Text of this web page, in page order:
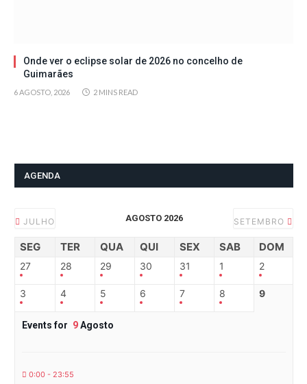
Onde ver o eclipse solar de 2026 no concelho de
Guimarães
6 AGOSTO, 2026 2 MINS READ
AGENDA
JULHO AGOSTO 2026 SETEMBRO
SEG TER QUA QUI SEX SAB DOM
27 28 29 30 31 1 2
3 4 5 6 7 8 9
Events for 9Agosto
0:00 - 23:55